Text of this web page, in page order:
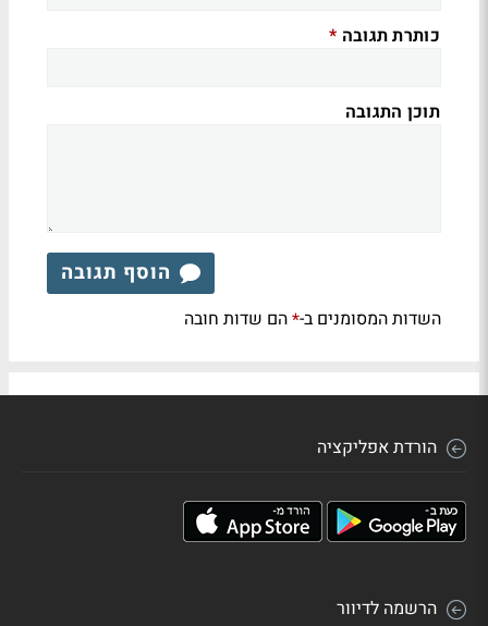
כותרת תגובה *
תוכן התגובה
הוסף תגובה
השדות המסומנים ב-*הם שדות חובה
הורדת אפליקציה
הרשמה לדיוור